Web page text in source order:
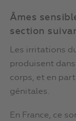
Âmes
section
Les irritations
produisent
corps, et en
génitales.
En France, ce